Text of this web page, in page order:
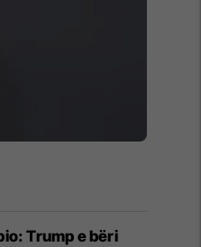
Trump e bëri